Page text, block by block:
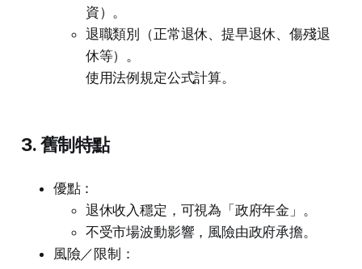
資）。
退職類別（正常退休、提早退休、傷殘退
休等）。
使用法例規定公式計算。
3. 舊制特點
優點：
退休收入穩定，可視為「政府年金」。
不受市場波動影響，風險由政府承擔。
風險／限制：